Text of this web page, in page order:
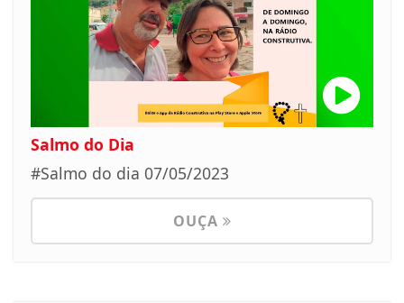
Salmo do Dia
#Salmo do dia 07/05/2023
OUÇA